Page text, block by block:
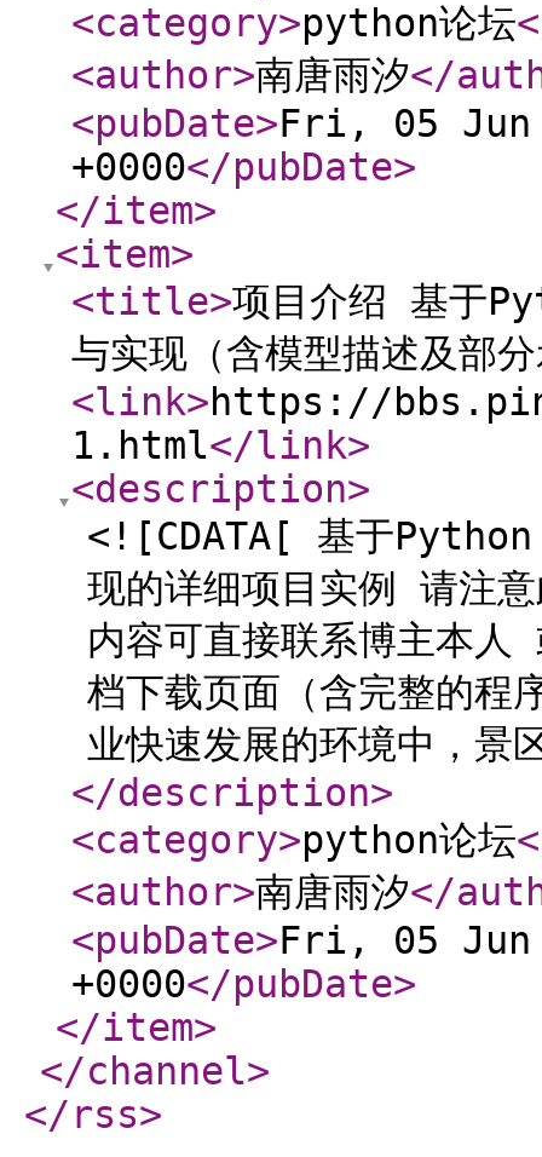
<category>python论坛
<author>南唐雨汐</
<pubDate>Fri, 05 Jun
+0000</pubDate>
</item>
<item>
<title>项目介绍 基于
与实现（含模型描述及部
<link>https://
1.html</link>
<description>
<![CDATA[ 基于Python
现的详细项目实例 请注
内容可直接联系博主本人
档下载页面（含完整的程
业快速发展的环境中，
</description>
<category>python论坛
<author>南唐雨汐</
<pubDate>Fri, 05 Jun
+0000</pubDate>
</item>
</channel>
</rss>